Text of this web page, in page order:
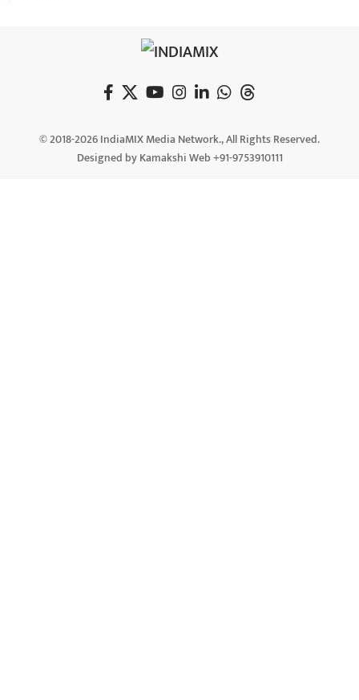
© 2018-2026 IndiaMIX Media Network., All Rights Reserved.
Designed by Kamakshi Web +91-9753910111